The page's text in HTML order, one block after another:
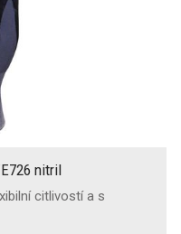
nitril
citlivostí a s